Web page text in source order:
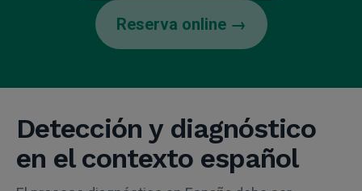
Reserva online →
Detección y diagnóstico
en el contexto español